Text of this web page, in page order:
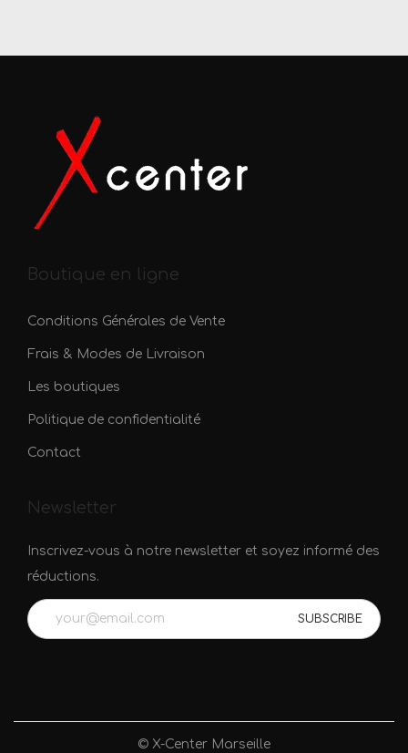
Boutique en ligne
Conditions Générales de Vente
Frais & Modes de Livraison
Les boutiques
Politique de confidentialité
Contact
Newsletter
Inscrivez-vous à notre newsletter et soyez informé des
réductions.
© X-Center Marseille